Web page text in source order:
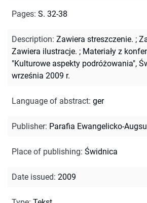
Pages: S. 32-38
Description: Zawiera streszczenie. ;
Zawiera ilustracje. ; Materiały z
"Kulturowe aspekty podróżowania",
września 2009 r.
Language of abstract: ger
Publisher: Parafia Ewangelicko-
Place of publishing: Świdnica
Date issued: 2009